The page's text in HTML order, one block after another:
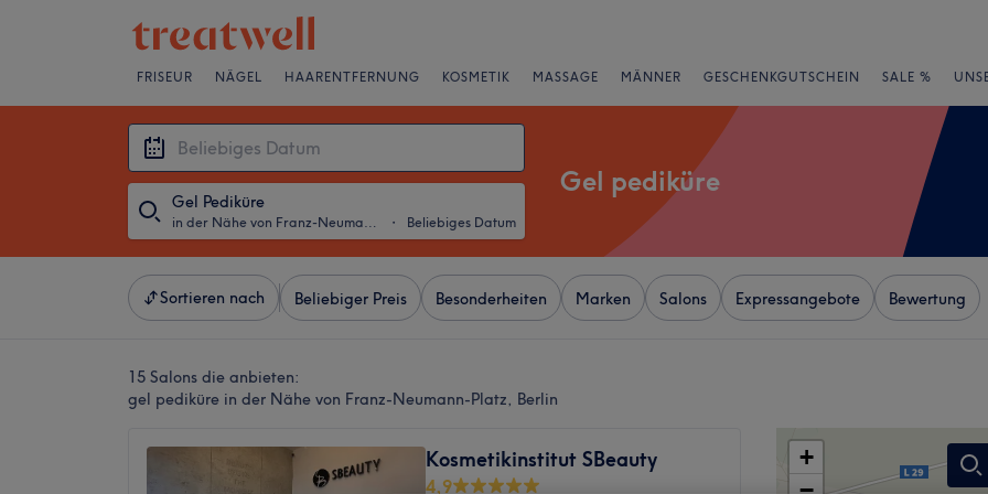
FRISEUR NÄGEL HAARENTFERNUNG KOSMETIK MASSAGE MÄNNER GESCHENKGUTSCHEIN SALE %
Gel Pediküre
in der Nähe von Franz-Neumann-Platz, Berlin ・ Beliebiges Datum
Gel pediküre
Sortieren nach Beliebiger Preis Besonderheiten Marken Salons Expressangebote Bewertung
15 Salons die anbieten:
gel pediküre in der Nähe von Franz-Neumann-Platz, Berlin
Kosmetikinstitut SBeauty
4,9
+